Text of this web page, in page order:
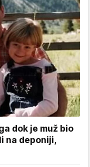
dok je muž bio
na deponiji,